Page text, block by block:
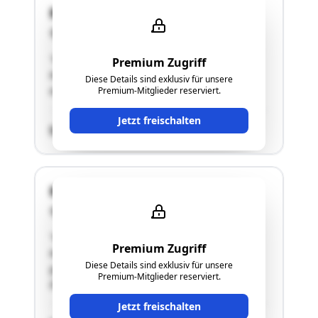
Premium Zugriff
Diese Details sind exklusiv für unsere
Premium-Mitglieder reserviert.
Jetzt freischalten
Raimund Straße 9
3860 Heidenreichstein
"Wohnhaus, größtenteils bestehend aus einem
Kellergeschoß, einem Erdgeschoß und einem
ausgebauten Dachgeschoß"
SCHÄTZWERT
Premium Zugriff
Diese Details sind exklusiv für unsere
Premium-Mitglieder reserviert.
Jetzt freischalten
Rosengasse 10
3860 Heidenreichstein
Kellergeschoß, einem Erdgeschoß und einem
größtenteils ausgebauten
DachgeschoßNebengebäude"